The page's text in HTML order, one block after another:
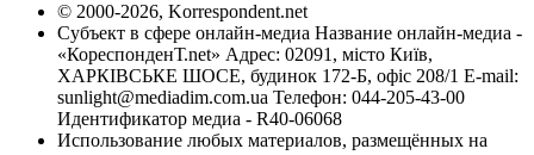
© 2000-2026, Korrespondent.net
Субъект в сфере онлайн-медиа Название онлайн-медиа -
«КореспонденТ.net» Адрес: 02091, місто Київ,
ХАРКІВСЬКЕ ШОСЕ, будинок 172-Б, офіс 208/1 E-mail:
sunlight@mediadim.com.ua Телефон: 044-205-43-00
Идентификатор медиа - R40-06068
Использование любых материалов, размещённых на